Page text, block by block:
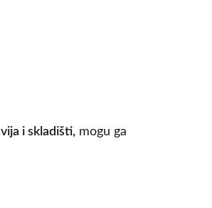
i skladišti, mogu ga